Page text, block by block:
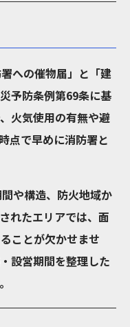
への催物届」と「建
予防条例第69条に基
火気使用の有無や避
点で早めに消防署と
や構造、防火地域か
れたエリアでは、面
ことが欠かせませ
設営期間を整理した